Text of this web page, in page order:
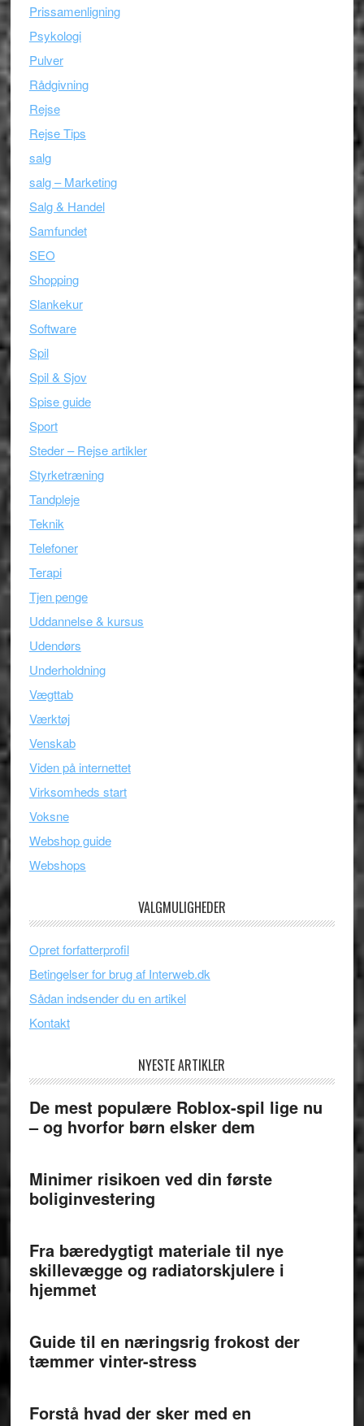
Prissamenligning
Psykologi
Pulver
Rådgivning
Rejse
Rejse Tips
salg
salg – Marketing
Salg & Handel
Samfundet
SEO
Shopping
Slankekur
Software
Spil
Spil & Sjov
Spise guide
Sport
Steder – Rejse artikler
Styrketræning
Tandpleje
Teknik
Telefoner
Terapi
Tjen penge
Uddannelse & kursus
Udendørs
Underholdning
Vægttab
Værktøj
Venskab
Viden på internettet
Virksomheds start
Voksne
Webshop guide
Webshops
VALGMULIGHEDER
Opret forfatterprofil
Betingelser for brug af Interweb.dk
Sådan indsender du en artikel
Kontakt
NYESTE ARTIKLER
De mest populære Roblox-spil lige nu
– og hvorfor børn elsker dem
Minimer risikoen ved din første
boliginvestering
Fra bæredygtigt materiale til nye
skillevægge og radiatorskjulere i
hjemmet
Guide til en næringsrig frokost der
tæmmer vinter-stress
Forstå hvad der sker med en